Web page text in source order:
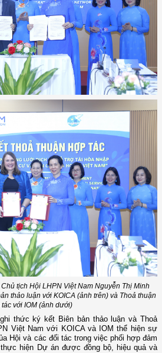
tịch Hội LHPN Việt Nam Nguyễn Thị Minh
thảo luận với KOICA (ảnh trên) và Thoả thuận
tác với IOM (ảnh dưới)
thức ký kết Biên bản thảo luận và Thoả
Việt Nam với KOICA và IOM thể hiện sự
Hội và các đối tác trong việc phối hợp đảm
hiện Dự án được đồng bộ, hiệu quả và